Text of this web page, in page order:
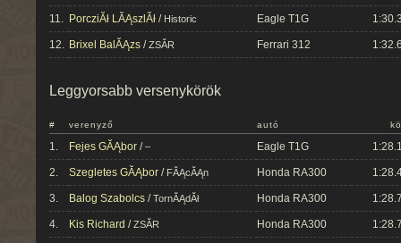
11. PorcziĂł LĂĄszlĂł / Historic Eagle T1G
12. Brixel BalĂĄzs /ZSĂR Ferrari 312
Leggyorsabb versenykörök
# verenyző autó
1. Fejes GĂĄbor /– Eagle T1G
2. Szegletes GĂĄbor / FĂĄcĂĄn Honda RA300
3. Balog Szabolcs /TornĂĄdĂł Honda RA300
4. Kis Richard /ZSĂR Honda RA300